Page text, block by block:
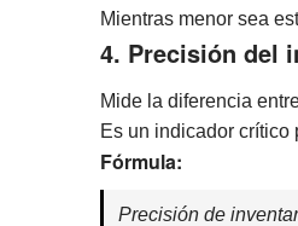
Mientras menor sea
4. Precisión del
Mide la diferencia
Es un indicador crítico
Fórmula:
Precisión de